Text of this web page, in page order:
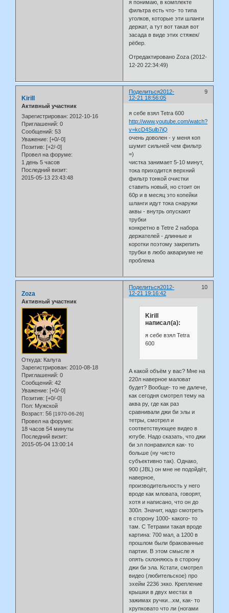
я понимаю, в комплекте
фильтра есть что- то типа
уголков, которые эти шланги
держат, а тут вот такая вот
засада в виде этих стяжек/
рёбер.
Отредактировано Zoza (2012-
12-20 22:34:49)
Поделиться 9
2012-
12-21 18:56:05
Kirill
Активный участник
Зарегистрирован: 2012-10-16
Приглашений: 0
Сообщений: 53
Уважение: [+0/-0]
Позитив: [+2/-0]
Провел на форуме:
1 день 5 часов
Последний визит:
2015-05-13 23:43:48
я себе взял Tetra 600
http://www.youtube.com/watch?
v=kcD4Sulb7iQ
очень доволен - у меня коп
шумит сильней чем фильтр
=)
чистка занимает 5-10 минут,
тока приходится верхний
фильтр тонкой очистки
ставить новый, но стоит он
60р и в месяц это копейки
шланги идут тока снаружи
аквы - внутрь опускают
трубки
конкретно в Tetre 2 набора
держателей - длинные и
коротки поэтому закрепить
трубки в любо аквариуме не
проблема
Поделиться 10
2012-
12-21 19:16:42
Zoza
Активный участник
Откуда: Калуга
Зарегистрирован: 2010-08-18
Приглашений: 0
Сообщений: 42
Уважение: [+0/-0]
Позитив: [+0/-0]
Пол: Мужской
Возраст: 56 [1970-06-26]
Провел на форуме:
18 часов 54 минуты
Последний визит:
2015-05-04 13:00:14
Kirill
написал(а):
я себе взял Tetra
600
А какой объём у вас? Мне на
220л наверное маловат
будет? Вообще- то не далече,
как сегодня смотрел тему на
аква ру, где как раз
сравнивали джи би элы и
тетры, смотрел и
соответствующее видео в
ютубе. Надо сказать, что джи
би эл понравился как- то
больше (ну чисто
субъективно так). Однако,
900 (JBL) он мне не подойдёт,
наверное,
производительность у него
вроде как мловата, говорят,
хотя и написано, что он до
300л. Значит, надо смотреть
в сторону 1000- какого- то
там. С Тетрами такая вроде
картина: 700 мал, а 1200 в
прошлом были бракованные
партии. В этом смысле я
опять склоняюсь в сторону
джи би эла. Кстати, смотрел
видео (любительское) про
эхейм 2236 экко. Крепление
крышки в двух местах в
зажимах ручки...хм, как- то
хрупковато что ли (ногами